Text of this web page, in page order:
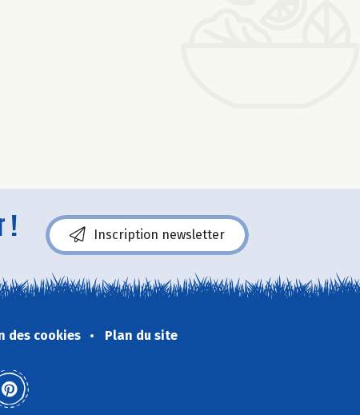
! Inscription newsletter
des cookies Plan du site